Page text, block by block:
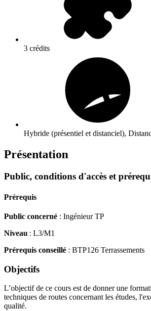
3 crédits
Hybride (présentiel et distanciel),
Présentation
Public, conditions d'accès et
Prérequis
Public concerné : Ingénieur TP
Niveau : L3/M1
Prérequis conseillé : BTP126 Terrassements
Objectifs
L’objectif de ce cours est de donner une
techniques de routes concernant les études,
qualité.